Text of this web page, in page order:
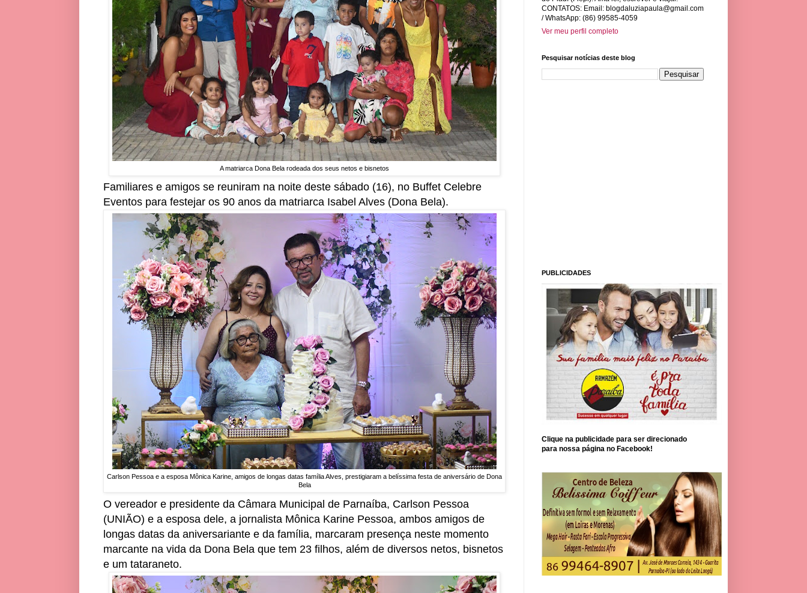
A matriarca Dona Bela rodeada dos seus netos e bisnetos
Familiares e amigos se reuniram na noite deste sábado (16), no Buffet Celebre
Eventos para festejar os 90 anos da matriarca Isabel Alves (Dona Bela).
Carlson Pessoa e a esposa Mônica Karine, amigos de longas datas família Alves, prestigiaram a belíssima festa de aniversário de Dona
Bela
O vereador e presidente da Câmara Municipal de Parnaíba, Carlson Pessoa
(UNIÃO) e a esposa dele, a jornalista Mônica Karine Pessoa, ambos amigos de
longas datas da aniversariante e da família, marcaram presença neste momento
marcante na vida da Dona Bela que tem 23 filhos, além de diversos netos, bisnetos
e um tataraneto.
CONTATOS: Email: blogdaluziapaula@gmail.com
/ WhatsApp: (86) 99585-4059
Ver meu perfil completo
Pesquisar notícias deste blog
PUBLICIDADES
Clique na publicidade para ser direcionado
para nossa página no Facebook!